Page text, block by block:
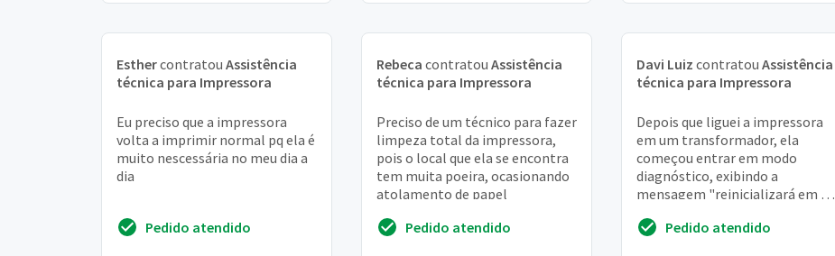
Esthercontratou Assistência
técnica para Impressora
Eu preciso que a impressora
volta a imprimir normal pq ela é
muito nescessária no meu dia a
dia
Pedido atendido
Rebeca contratou Assistência
técnica para Impressora
Preciso de um técnico para fazer
limpeza total da impressora,
pois o local que ela se encontra
tem muita poeira, ocasionando
atolamento de papel
Pedido atendido
Davi Luiz contratou Assistência
técnica para Impressora
Depois que liguei a impressora
em um transformador, ela
começou entrar em modo
diagnóstico, exibindo a
mensagem "reinicializará em 15
reinicia, porém toda ação...
Pedido atendido